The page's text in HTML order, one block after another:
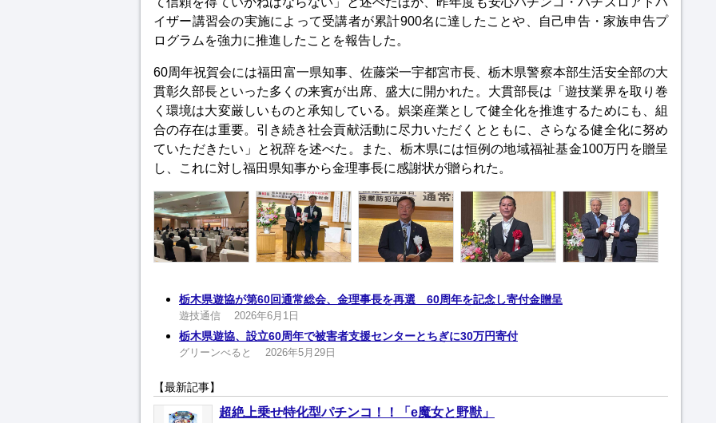
イザー講習会の実施によって受講者が累計900名に達したことや、自己申告・家族申告プ
ログラムを強力に推進したことを報告した。
60周年祝賀会には福田富一県知事、佐藤栄一宇都宮市長、栃木県警察本部生活安全部の大
貫彰久部長といった多くの来賓が出席、盛大に開かれた。大貫部長は「遊技業界を取り巻
く環境は大変厳しいものと承知している。娯楽産業として健全化を推進するためにも、組
合の存在は重要。引き続き社会貢献活動に尽力いただくとともに、さらなる健全化に努め
ていただきたい」と祝辞を述べた。また、栃木県には恒例の地域福祉基金100万円を贈呈
し、これに対し福田県知事から金理事長に感謝状が贈られた。
栃木県遊協が第60回通常総会、金理事長を再選 60周年を記念し寄付金贈呈
遊技通信 2026年6月1日
栃木県遊協、設立60周年で被害者支援センターとちぎに30万円寄付
グリーンべると 2026年5月29日
【最新記事】
超絶上乗せ特化型パチンコ！！「e魔女と野獣」